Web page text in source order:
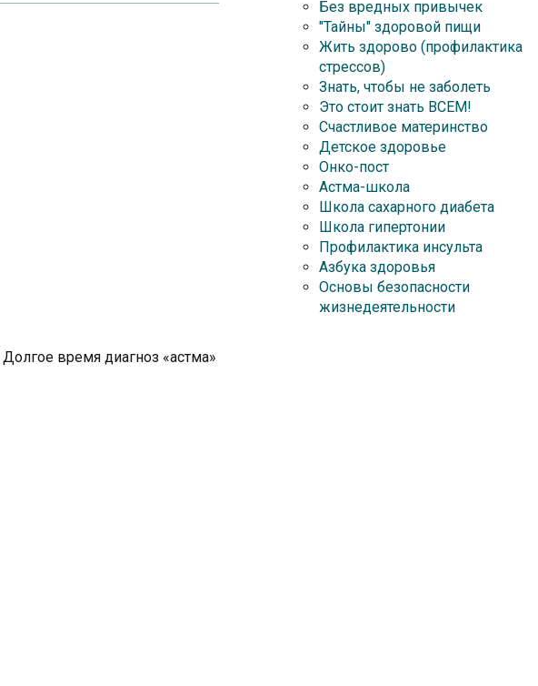
Долгое время диагноз «астма»
Без вредных привычек
"Тайны" здоровой пищи
Жить здорово (профилактика
стрессов)
Знать, чтобы не заболеть
Это стоит знать ВСЕМ!
Счастливое материнство
Детское здоровье
Онко-пост
Астма-школа
Школа сахарного диабета
Школа гипертонии
Профилактика инсульта
Азбука здоровья
Основы безопасности
жизнедеятельности